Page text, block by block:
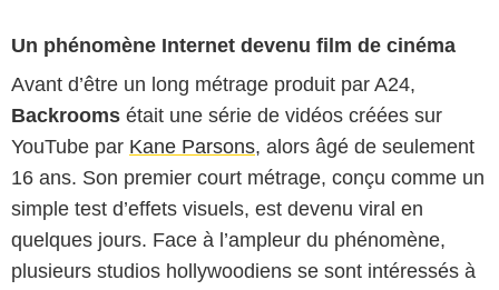
Un phénomène Internet devenu film de cinéma
Avant d’être un long métrage produit par A24,
Backrooms était une série de vidéos créées sur
YouTube par Kane Parsons, alors âgé de seulement
16 ans. Son premier court métrage, conçu comme un
simple test d’effets visuels, est devenu viral en
quelques jours. Face à l’ampleur du phénomène,
plusieurs studios hollywoodiens se sont intéressés à